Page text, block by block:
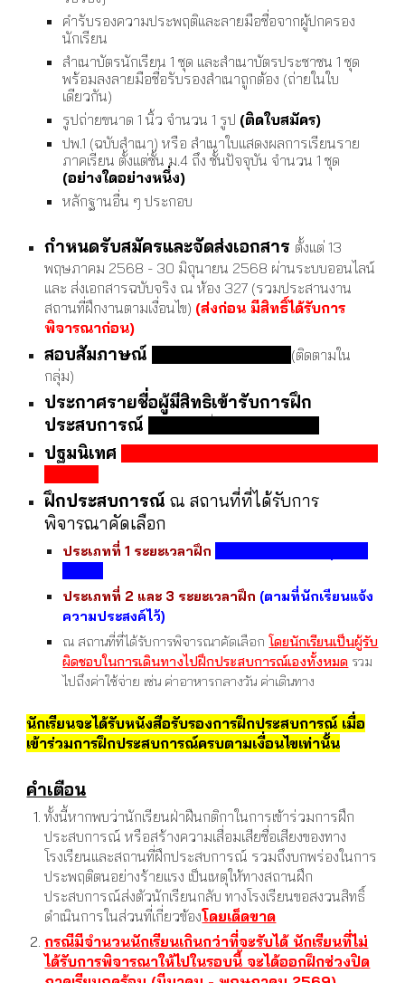
คำรับรองความประพฤติและลายมือชื่อจากผู้ปกครอง
นักเรียน
สำเนาบัตรนักเรียน 1 ชุด และสำเนาบัตรประชาชน 1 ชุด
พร้อมลงลายมือชื่อรับรองสำเนาถูกต้อง (ถ่ายในใบ
เดียวกัน)
รูปถ่ายขนาด 1 นิ้ว จำนวน 1 รูป (ติดใบสมัคร)
ปพ.1 (ฉบับสำเนา) หรือ สำเนาใบแสดงผลการเรียนราย
ภาคเรียน ตั้งแต่ชั้น ม.4 ถึง ชั้นปัจจุบัน จำนวน 1 ชุด
(อย่างใดอย่างหนึ่ง)
หลักฐานอื่น ๆ ประกอบ
กำหนดรับสมัครและจัดส่งเอกสาร ตั้งแต่ 13
พฤษภาคม 2568 - 30 มิถุนายน 2568 ผ่านระบบออนไลน์
และ ส่งเอกสารฉบับจริง ณ ห้อง 327 (รวมประสานงาน
สถานที่ฝึกงานตามเงื่อนไข) (ส่งก่อน มีสิทธิ์ได้รับการ
พิจารณาก่อน)
สอบสัมภาษณ์
(ติดตามใน
กลุ่ม)
ประกาศรายชื่อผู้มีสิทธิเข้ารับการฝึก
ประสบการณ์
ปฐมนิเทศ
ฝึกประสบการณ์ณ สถานที่ที่ได้รับการ
พิจารณาคัดเลือก
ประเภทที่ 1 ระยะเวลาฝึก
ประเภทที่ 2 และ 3 ระยะเวลาฝึก (ตามที่นักเรียนแจ้ง
ความประสงค์ไว้)
ณ สถานที่ที่ได้รับการพิจารณาคัดเลือกโดยนักเรียนเป็นผู้รับ
ผิดชอบในการเดินทางไปฝึกประสบการณ์เองทั้งหมด รวม
ไปถึงค่าใช้จ่าย เช่น ค่าอาหารกลางวัน ค่าเดินทาง
นักเรียนจะได้รับหนังสือรับรองการฝึกประสบการณ์ เมื่อ
เข้าร่วมการฝึกประสบการณ์ครบตามเงื่อนไขเท่านั้น
คำเตือน
ทั้งนี้หากพบว่านักเรียนฝ่าฝืนกติกาในการเข้าร่วมการฝึก
ประสบการณ์ หรือสร้างความเสื่อมเสียชื่อเสียงของทาง
โรงเรียนและสถานที่ฝึกประสบการณ์ รวมถึงบกพร่องในการ
ประพฤติตนอย่างร้ายแรง เป็นเหตุให้ทางสถานฝึก
ประสบการณ์ส่งตัวนักเรียนกลับ ทางโรงเรียนขอสงวนสิทธิ์
ดำเนินการในส่วนที่เกี่ยวข้องโดยเด็ดขาด
กรณีมีจำนวนนักเรียนเกินกว่าที่จะรับได้ นักเรียนที่ไม่
ได้รับการพิจารณาให้ไปในรอบนี้ จะได้ออกฝึกช่วงปิด